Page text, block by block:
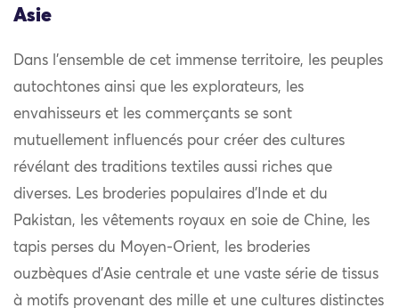
Asie
Dans l’ensemble de cet immense territoire, les peuples
autochtones ainsi que les explorateurs, les
envahisseurs et les commerçants se sont
mutuellement influencés pour créer des cultures
révélant des traditions textiles aussi riches que
diverses. Les broderies populaires d’Inde et du
Pakistan, les vêtements royaux en soie de Chine, les
tapis perses du Moyen-Orient, les broderies
ouzbèques d’Asie centrale et une vaste série de tissus
à motifs provenant des mille et une cultures distinctes